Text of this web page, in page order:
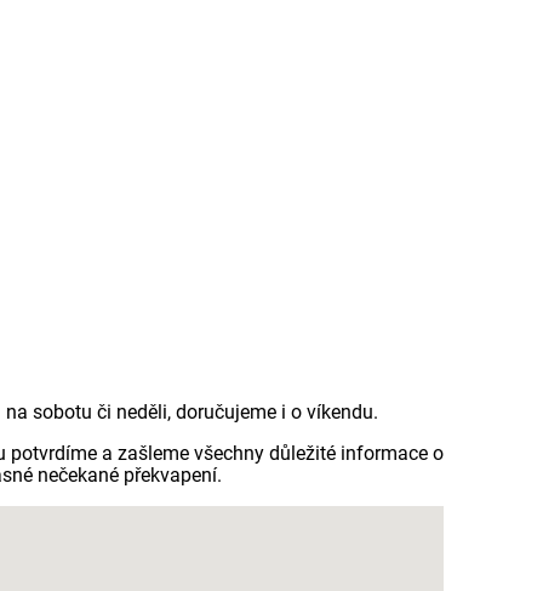
sobotu či neděli, doručujeme i o víkendu.
potvrdíme a zašleme všechny důležité informace o
nečekané překvapení.